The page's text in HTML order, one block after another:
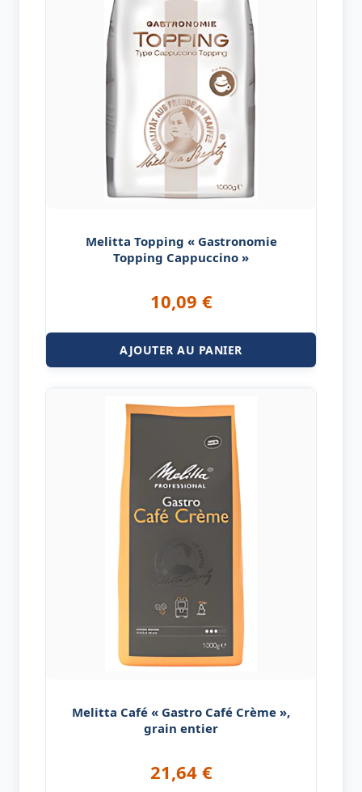
Melitta Topping « Gastronomie
Topping Cappuccino »
10,09 €
AJOUTER AU PANIER
Melitta Café « Gastro Café Crème »,
grain entier
21,64 €